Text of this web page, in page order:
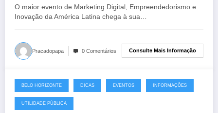
O maior evento de Marketing Digital, Empreendedorismo e
Inovação da América Latina chega à sua…
Pracadopapa 0 Comentários Consulte Mais Informação
26 de junho de 2024
BELO HORIZONTE DICAS EVENTOS INFORMAÇÕES
UTILIDADE PÚBLICA